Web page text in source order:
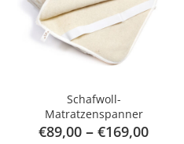
Schafwoll-
Matratzenspanner
€89,00 –€169,00